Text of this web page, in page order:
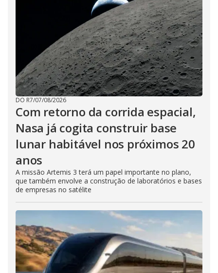
DO R7/07/08/2026
Com retorno da corrida espacial,
Nasa já cogita construir base
lunar habitável nos próximos 20
anos
A missão Artemis 3 terá um papel importante no plano,
que também envolve a construção de laboratórios e bases
de empresas no satélite